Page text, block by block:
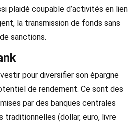
plaidé coupable d’activités en lien
la transmission de fonds sans
sanctions.
pour diversifier son épargne
de rendement. Ce sont des
par des banques centrales
traditionnelles (dollar, euro, livre